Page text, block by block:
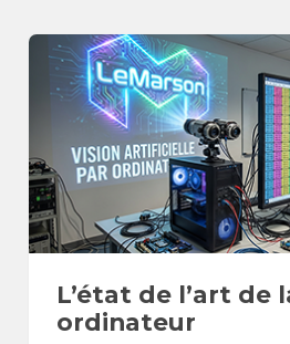
L’état de l’art de
ordinateur